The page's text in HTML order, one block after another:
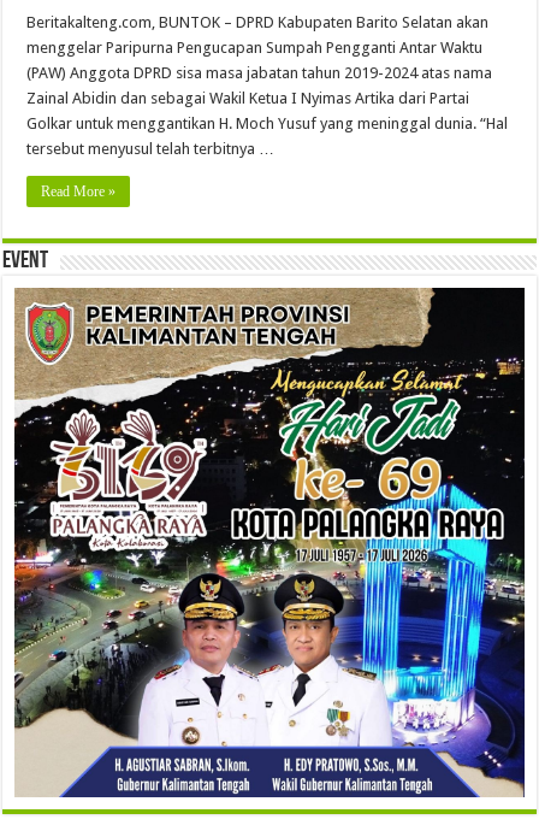
Beritakalteng.com, BUNTOK – DPRD Kabupaten Barito Selatan akan
menggelar Paripurna Pengucapan Sumpah Pengganti Antar Waktu
(PAW) Anggota DPRD sisa masa jabatan tahun 2019-2024 atas nama
Zainal Abidin dan sebagai Wakil Ketua I Nyimas Artika dari Partai
Golkar untuk menggantikan H. Moch Yusuf yang meninggal dunia. “Hal
tersebut menyusul telah terbitnya …
Read More »
Event